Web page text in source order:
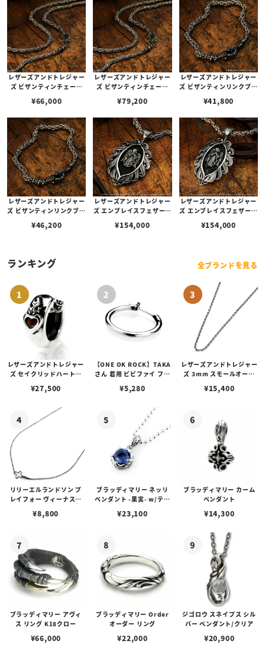
レザーズアンドトレジャー
ズ ビザンティンチェーン
0cm
¥66,000
レザーズアンドトレジャー
ズ ビザンティンチェーン
0cm
¥79,200
レザーズアンドトレジャー
ズ ビザンティンリンクブレ
¥41,800
レザーズアンドトレジャー
ズ ビザンティンリンクブレ
¥46,200
レザーズアンドトレジャー
ズ エンブレイスフェザーイ
ディアンエンジェル w/ス
¥154,000
レザーズアンドトレジャー
ズ エンブレイスフェザーイ
ディアンエンジェル w/サ
¥154,000
ランキング 全ブランドを見る
レザーズアンドトレジャー
ズ セイクリッドハートピ
¥27,500
【ONE OK ROCK】TAKA
さん 着用 ビビファイ フー
¥5,280
レザーズアンドトレジャー
ズ 3mm スモールオーバ
ブスタークラスプ＆LTロ
¥15,400
リリーエルランドソン プ
レイフォー ヴィーナスチ
¥8,800
ブラッディマリー ネッリ
ペンダント -果実- w/ティ
¥23,100
ブラッディマリー カーム
ペンダント
¥14,300
ブラッディマリー アヴィ
ス リング K18クロー
¥66,000
ブラッディマリー Order
オーダー リング
¥22,000
ジゴロウ スネイプス シル
バー ペンダント/クリア
¥20,900